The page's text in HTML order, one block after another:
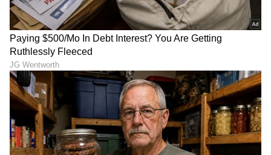
ಮತದ ಹಕ್ಕಿಲ್ಲದವರಿಗೆ ಬಂಗಾಳದಲ್ಲಿ ಅಕ್ಕಿ ಕೊಡ್ತಿಲ್ಲ
ಮತದಾನದ ಹಕ್ಕು ಕಳೆದುಕೊಂಡರೆ ಮುಂದೆ ಗ್ಯಾರಂಟಿಗಳು
ಸೇರಿದಂತೆ ಎಲ್ಲ ರೀತಿಯ ಸರ್ಕಾರಿ ಯೋಜನೆ, ಸೌಲಭ್ಯಗಳಿಂದ
ವಂಚಿತರಾಗುತ್ತೀರಿ ಎಂದು ಇದೇ ವೇಳೆ ಮುಖ್ಯಮಂತ್ರಿ
ಡಿ.ಕೆ.ಶಿವಕುಮಾರ್‌ ತಿಳಿಸಿದರು.